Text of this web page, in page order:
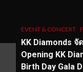
EVENT & CONCERT
KK Diamonds จั
Opening KK
Birth Day Gala